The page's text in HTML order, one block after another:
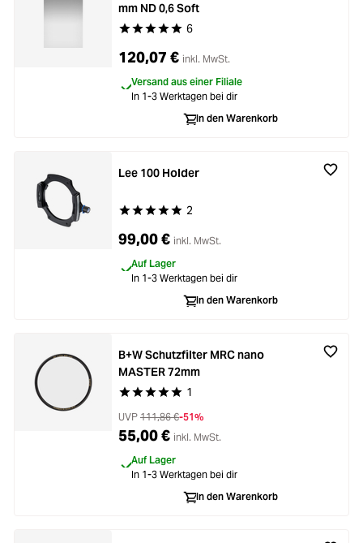
Durchschnittliche Bewertung von 5 von 5
6
mm ND 0,6 Soft
120,07 € inkl. MwSt.
Versand aus einer Filiale
In 1-3 Werktagen bei dir
In den Warenkorb
Durchschnittliche Bewertung von 5 von 5
2
Lee 100 Holder
99,00 € inkl. MwSt.
Auf Lager
In 1-3 Werktagen bei dir
In den Warenkorb
Durchschnittliche Bewertung von 5 von 5
1
B+W Schutzfilter MRC nano
MASTER 72mm
UVP 111,86 €-51%
55,00 € inkl. MwSt.
Auf Lager
In 1-3 Werktagen bei dir
In den Warenkorb